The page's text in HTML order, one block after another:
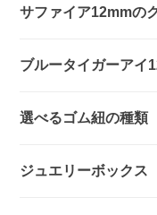
サファイア12mmの
ブルータイガーアイ
選べるゴム紐の種類
ジュエリーボックス